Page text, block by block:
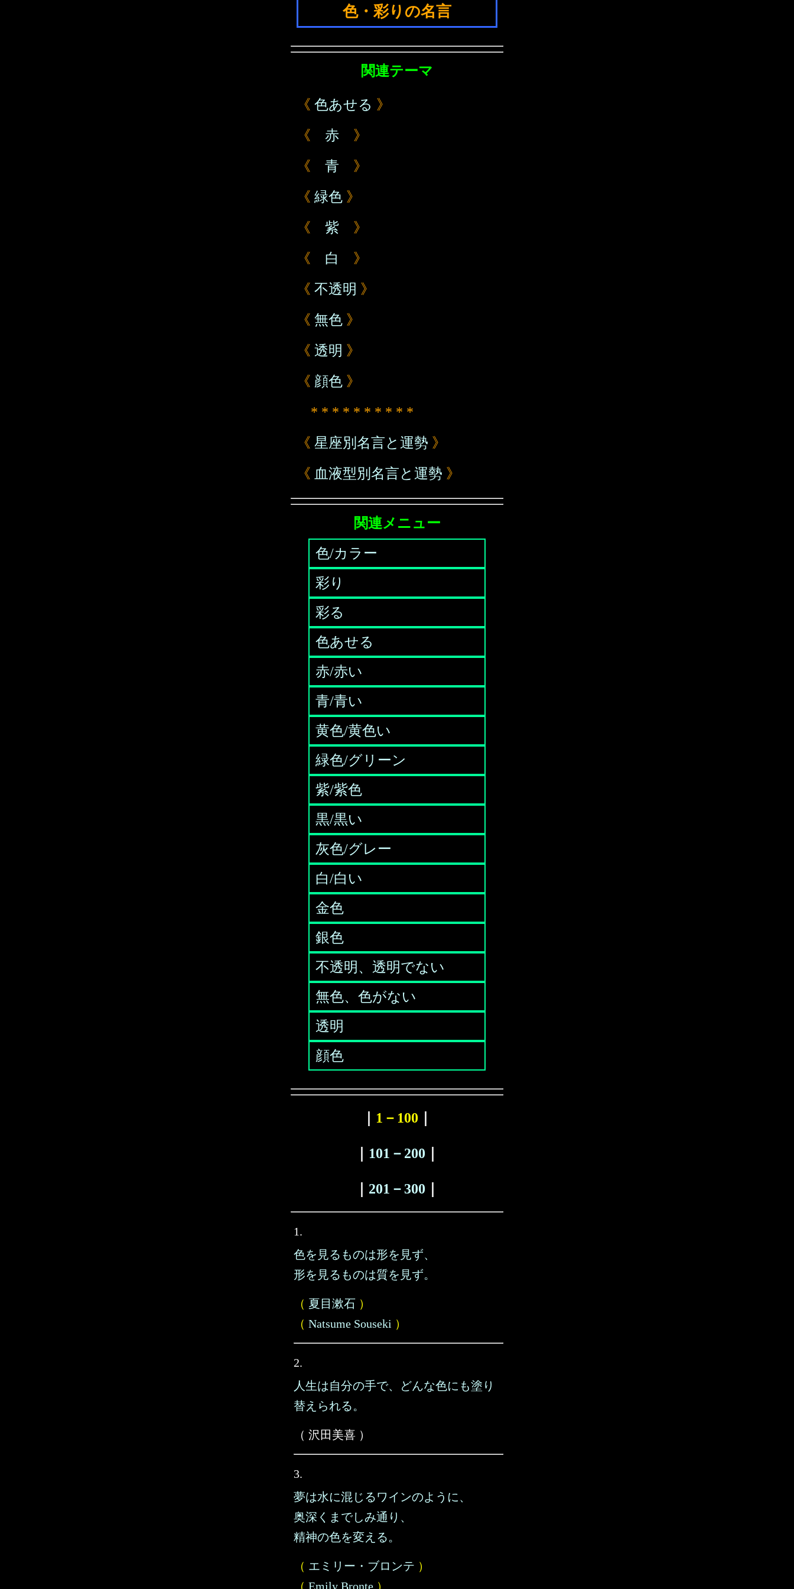
色・彩りの名言
関連テーマ
《 色あせる 》
《 赤 》
《 青 》
《 緑色 》
《 紫 》
《 白 》
《 不透明 》
《 無色 》
《 透明 》
《 顔色 》
* * * * * * * * * *
《 星座別名言と運勢 》
《 血液型別名言と運勢 》
関連メニュー
色/カラー
彩り
彩る
色あせる
赤/赤い
青/青い
黄色/黄色い
緑色/グリーン
紫/紫色
黒/黒い
灰色/グレー
白/白い
金色
銀色
不透明、透明でない
無色、色がない
透明
顔色
1－100
101－200
201－300
1.
色を見るものは形を見ず、
形を見るものは質を見ず。
（ 夏目漱石 ）
（ Natsume Souseki ）
2.
人生は自分の手で、どんな色にも塗り
替えられる。
（ 沢田美喜 ）
3.
夢は水に混じるワインのように、
奥深くまでしみ通り、
精神の色を変える。
（ エミリー・ブロンテ ）
（ Emily Bronte ）